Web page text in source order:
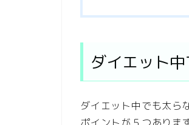
ダイエット
ダイエット中でも太ら